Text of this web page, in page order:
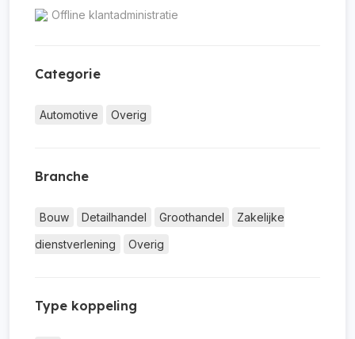
Offline klantadministratie
Categorie
Automotive Overig
Branche
Bouw Detailhandel Groothandel
Zakelijke
dienstverlening
Overig
Type koppeling